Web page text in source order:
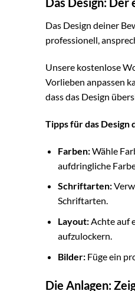
Das Design deiner
professionell,
Unsere kostenlose
Vorlieben anpassen
dass das Design
Tipps für das Design
Farben:Wähle
aufdringliche
Schriftarten:
Schriftarten.
Layout:Achte auf
aufzulockern.
Bilder:Füge ein
Die Anlagen: